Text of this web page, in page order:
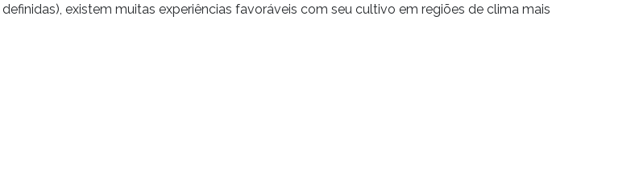
existem muitas experiências favoráveis com seu cultivo em regiões de clima mais